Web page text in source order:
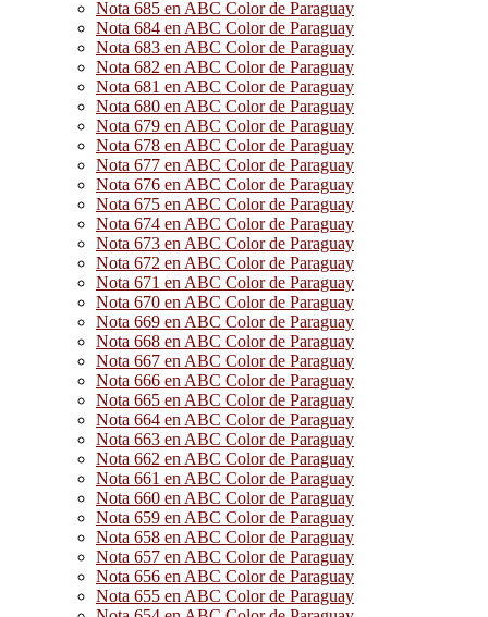
Nota 685 en ABC Color de Paraguay
Nota 684 en ABC Color de Paraguay
Nota 683 en ABC Color de Paraguay
Nota 682 en ABC Color de Paraguay
Nota 681 en ABC Color de Paraguay
Nota 680 en ABC Color de Paraguay
Nota 679 en ABC Color de Paraguay
Nota 678 en ABC Color de Paraguay
Nota 677 en ABC Color de Paraguay
Nota 676 en ABC Color de Paraguay
Nota 675 en ABC Color de Paraguay
Nota 674 en ABC Color de Paraguay
Nota 673 en ABC Color de Paraguay
Nota 672 en ABC Color de Paraguay
Nota 671 en ABC Color de Paraguay
Nota 670 en ABC Color de Paraguay
Nota 669 en ABC Color de Paraguay
Nota 668 en ABC Color de Paraguay
Nota 667 en ABC Color de Paraguay
Nota 666 en ABC Color de Paraguay
Nota 665 en ABC Color de Paraguay
Nota 664 en ABC Color de Paraguay
Nota 663 en ABC Color de Paraguay
Nota 662 en ABC Color de Paraguay
Nota 661 en ABC Color de Paraguay
Nota 660 en ABC Color de Paraguay
Nota 659 en ABC Color de Paraguay
Nota 658 en ABC Color de Paraguay
Nota 657 en ABC Color de Paraguay
Nota 656 en ABC Color de Paraguay
Nota 655 en ABC Color de Paraguay